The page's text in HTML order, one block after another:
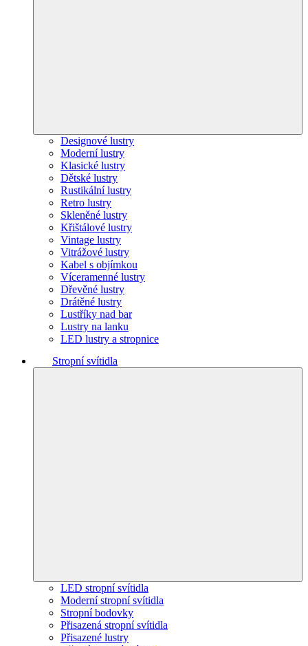
Designové lustry
Moderní lustry
Klasické lustry
Dětské lustry
Rustikální lustry
Retro lustry
Skleněné lustry
Křištálové lustry
Vintage lustry
Vitrážové lustry
Kabel s objímkou
Víceramenné lustry
Dřevěné lustry
Drátěné lustry
Lustříky nad bar
Lustry na lanku
LED lustry a stropnice
Stropní svítidla
LED stropní svítidla
Moderní stropní svítidla
Stropní bodovky
Přisazená stropní svítidla
Přisazené lustry